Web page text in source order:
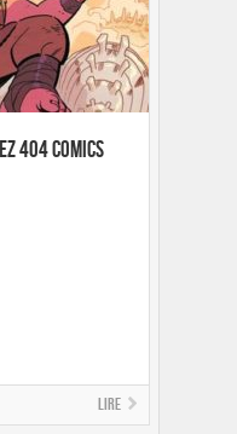
404 Comics
Lire